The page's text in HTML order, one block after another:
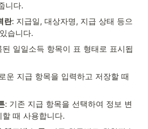
니다.
란: 지급일, 대상자명, 지급 상태 등으
습니다.
된 일일소득 항목이 표 형태로 표시됩
운 지급 항목을 입력하고 저장할 때
: 기존 지급 항목을 선택하여 정보 변
때 사용합니다.